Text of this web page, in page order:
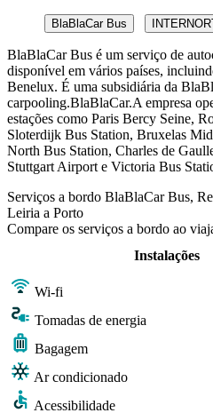
BlaBlaCar Bus
BlaBlaCar Bus é um serviço de
disponível em vários países,
Benelux. É uma subsidiária da
carpooling.BlaBlaCar.A empresa
estações como Paris Bercy Seine,
Sloterdijk Bus Station, Bruxelas
North Bus Station, Charles de
Stuttgart Airport e Victoria Bus
Serviços a bordo BlaBlaCar Bus,
Leiria a Porto
Compare os serviços a bordo ao
Instalações
Wi-fi
Tomadas de energia
Bagagem
Ar condicionado
Acessibilidade